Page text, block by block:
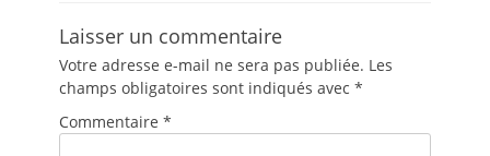
Laisser un commentaire
Votre adresse e-mail ne sera pas publiée. Les
champs obligatoires sont indiqués avec *
Commentaire *